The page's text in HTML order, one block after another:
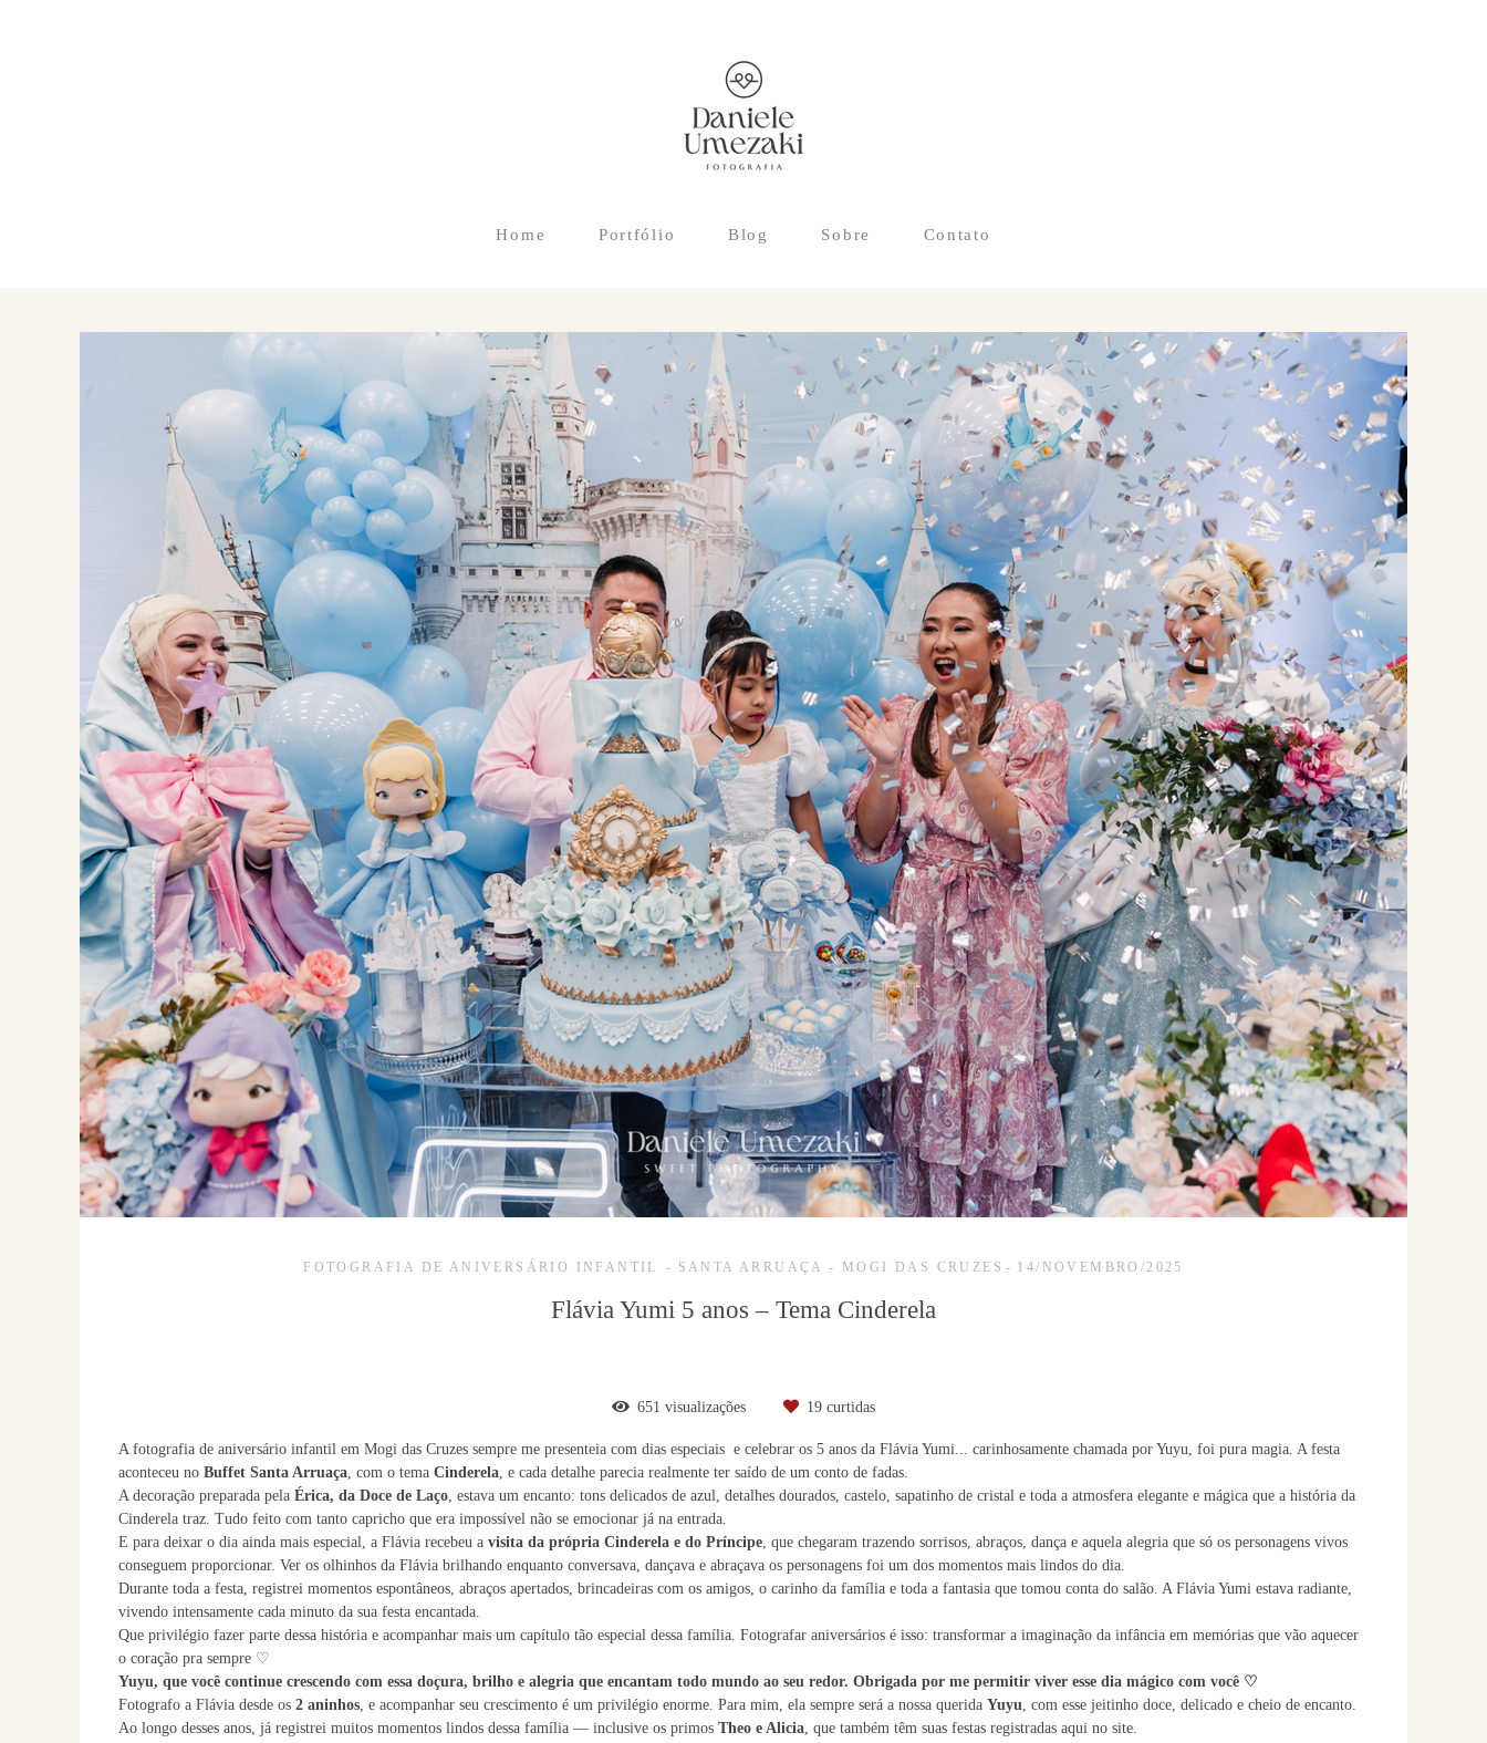
Home Portfólio Blog Sobre Contato
FOTOGRAFIA DE ANIVERSÁRIO INFANTIL SANTA ARRUAÇA - MOGI DAS CRUZES 14/NOVEMBRO/2025
Flávia Yumi 5 anos – Tema Cinderela
651 visualizações 19 curtidas
A fotografia de aniversário infantil em Mogi das Cruzes sempre me presenteia com dias especiais e celebrar os 5 anos da Flávia Yumi... carinhosamente chamada por Yuyu, foi pura magia. A festa
aconteceu no Buffet Santa Arruaça, com o tema Cinderela, e cada detalhe parecia realmente ter saído de um conto de fadas.
A decoração preparada pela Érica, da Doce de Laço, estava um encanto: tons delicados de azul, detalhes dourados, castelo, sapatinho de cristal e toda a atmosfera elegante e mágica que a história da
Cinderela traz. Tudo feito com tanto capricho que era impossível não se emocionar já na entrada.
E para deixar o dia ainda mais especial, a Flávia recebeu a visita da própria Cinderela e do Príncipe, que chegaram trazendo sorrisos, abraços, dança e aquela alegria que só os personagens vivos
conseguem proporcionar. Ver os olhinhos da Flávia brilhando enquanto conversava, dançava e abraçava os personagens foi um dos momentos mais lindos do dia.
Durante toda a festa, registrei momentos espontâneos, abraços apertados, brincadeiras com os amigos, o carinho da família e toda a fantasia que tomou conta do salão. A Flávia Yumi estava radiante,
vivendo intensamente cada minuto da sua festa encantada.
Que privilégio fazer parte dessa história e acompanhar mais um capítulo tão especial dessa família. Fotografar aniversários é isso: transformar a imaginação da infância em memórias que vão aquecer
o coração pra sempre ♡
Yuyu, que você continue crescendo com essa doçura, brilho e alegria que encantam todo mundo ao seu redor. Obrigada por me permitir viver esse dia mágico com você ♡
Fotografo a Flávia desde os 2 aninhos, e acompanhar seu crescimento é um privilégio enorme. Para mim, ela sempre será a nossa querida Yuyu, com esse jeitinho doce, delicado e cheio de encanto.
Ao longo desses anos, já registrei muitos momentos lindos dessa família — inclusive os primos Theo e Alicia, que também têm suas festas registradas aqui no site.